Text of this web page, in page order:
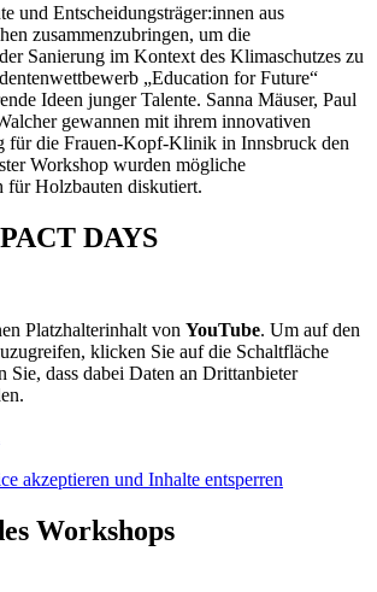
und Entscheidungsträger:innen aus
zusammenzubringen, um die
Sanierung im Kontext des Klimaschutzes zu
„Education for Future“
Ideen junger Talente. Sanna Mäuser, Paul
gewannen mit ihrem innovativen
für die Frauen-Kopf-Klinik in Innsbruck den
Workshop wurden mögliche
für Holzbauten diskutiert.
DAYS
Platzhalterinhalt von YouTube. Um auf den
klicken Sie auf die Schaltfläche
Sie, dass dabei Daten an Drittanbieter
akzeptieren und Inhalte entsperren
Workshops